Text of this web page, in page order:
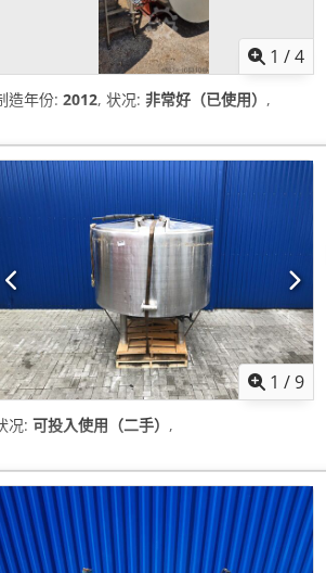
1 /4
造年份: 2012, 状况: 非常好（已使用） ,
1 /9
况: 可投入使用（二手） ,